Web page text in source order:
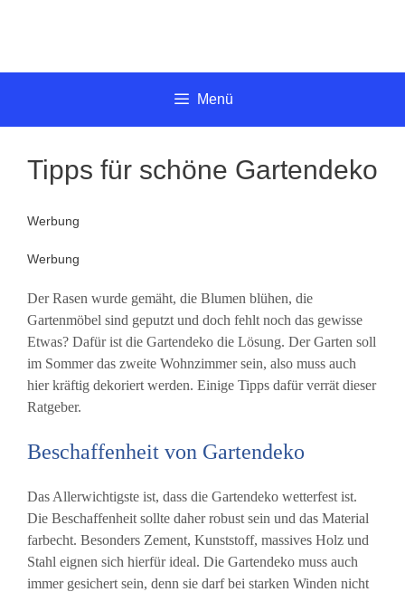
Menü
Tipps für schöne Gartendeko
Werbung
Werbung
Der Rasen wurde gemäht, die Blumen blühen, die
Gartenmöbel sind geputzt und doch fehlt noch das gewisse
Etwas? Dafür ist die Gartendeko die Lösung. Der Garten soll
im Sommer das zweite Wohnzimmer sein, also muss auch
hier kräftig dekoriert werden. Einige Tipps dafür verrät dieser
Ratgeber.
Beschaffenheit von Gartendeko
Das Allerwichtigste ist, dass die Gartendeko wetterfest ist.
Die Beschaffenheit sollte daher robust sein und das Material
farbecht. Besonders Zement, Kunststoff, massives Holz und
Stahl eignen sich hierfür ideal. Die Gartendeko muss auch
immer gesichert sein, denn sie darf bei starken Winden nicht